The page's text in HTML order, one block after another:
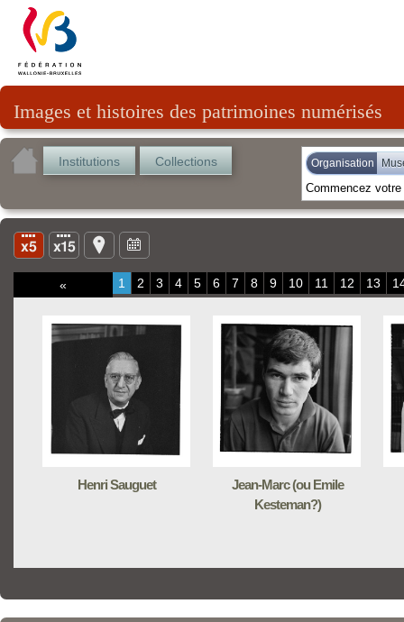
Images et histoires des patrimoines numérisés
Institutions Collections Organisation
« 1 2 3 4 5 6 7 8 9 10 11 12 13
Henri Sauguet
Jean-Marc (ou Emile
Kesteman?)